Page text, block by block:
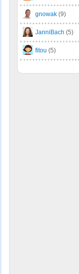
gnowak (9)
JanniBach (5)
fitou (5)